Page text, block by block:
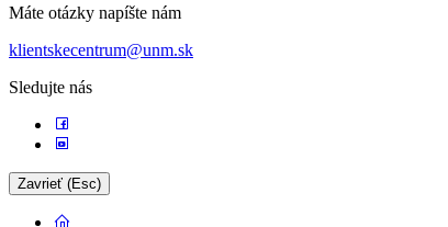
Máte otázky napíšte nám
klientskecentrum@unm.sk
Sledujte nás
Zavrieť (Esc)